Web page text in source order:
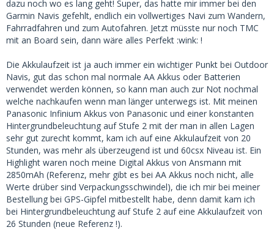
dazu noch wo es lang geht! Super, das hatte mir immer bei den
Garmin Navis gefehlt, endlich ein vollwertiges Navi zum Wandern,
Fahrradfahren und zum Autofahren. Jetzt müsste nur noch TMC
mit an Board sein, dann wäre alles Perfekt :wink: !
Die Akkulaufzeit ist ja auch immer ein wichtiger Punkt bei Outdoor
Navis, gut das schon mal normale AA Akkus oder Batterien
verwendet werden können, so kann man auch zur Not nochmal
welche nachkaufen wenn man länger unterwegs ist. Mit meinen
Panasonic Infinium Akkus von Panasonic und einer konstanten
Hintergrundbeleuchtung auf Stufe 2 mit der man in allen Lagen
sehr gut zurecht kommt, kam ich auf eine Akkulaufzeit von 20
Stunden, was mehr als überzeugend ist und 60csx Niveau ist. Ein
Highlight waren noch meine Digital Akkus von Ansmann mit
2850mAh (Referenz, mehr gibt es bei AA Akkus noch nicht, alle
Werte drüber sind Verpackungsschwindel), die ich mir bei meiner
Bestellung bei GPS-Gipfel mitbestellt habe, denn damit kam ich
bei Hintergrundbeleuchtung auf Stufe 2 auf eine Akkulaufzeit von
26 Stunden (neue Referenz !).